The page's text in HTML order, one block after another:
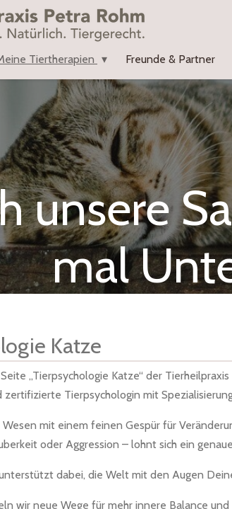
Tiertherapien Freunde & Partner
unsere
mal
Katze
„Tierpsychologie Katze“ der Tierheilpraxis
zertifizierte Tierpsychologin mit
mit einem feinen Gespür für
oder Aggression – lohnt sich ein
dabei, die Welt mit den Augen
wir neue Wege für mehr innere Balance